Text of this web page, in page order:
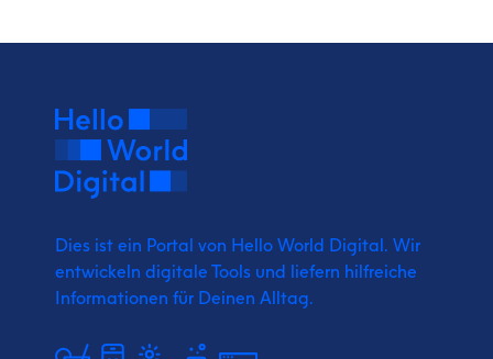
Dies ist ein Portal von Hello World Digital. Wir
entwickeln digitale Tools und liefern hilfreiche
Informationen für Deinen Alltag.